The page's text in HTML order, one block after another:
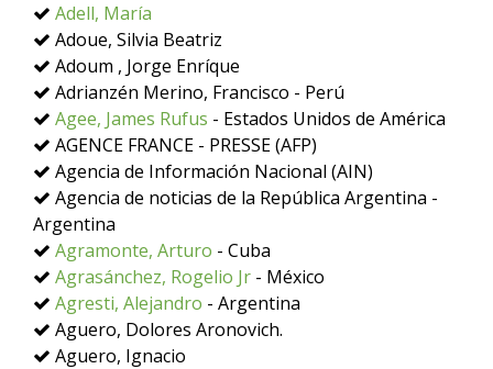
Adell, María
Adoue, Silvia Beatriz
Adoum , Jorge Enríque
Adrianzén Merino, Francisco - Perú
Agee, James Rufus - Estados Unidos de América
AGENCE FRANCE - PRESSE (AFP)
Agencia de Información Nacional (AIN)
Agencia de noticias de la República Argentina -
Argentina
Agramonte, Arturo - Cuba
Agrasánchez, Rogelio Jr - México
Agresti, Alejandro - Argentina
Aguero, Dolores Aronovich.
Aguero, Ignacio